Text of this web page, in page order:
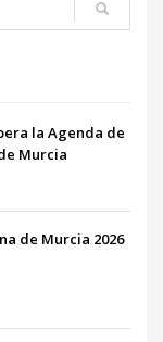
la Agenda de
Murcia
de Murcia 2026